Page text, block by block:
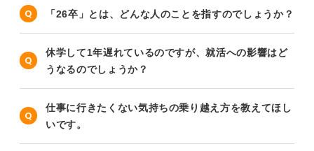
「26卒」とは、どんな人のことを指すのでしょうか？
休学して1年遅れているのですが、就活への影響はど
うなるのでしょうか？
仕事に行きたくない気持ちの乗り越え方を教えてほし
いです。